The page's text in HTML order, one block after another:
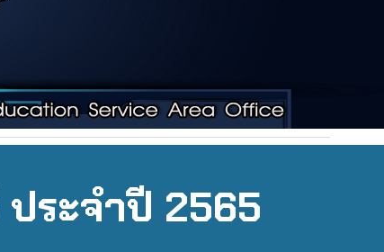
ระจำปี 2565